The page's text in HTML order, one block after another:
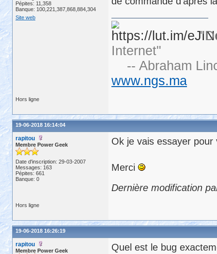
Pépites: 11,358
Banque: 100,221,387,868,884,304
Site web
Internet"
-- Abraham
www.ngs.ma
Hors ligne
19-06-2018 16:14:04
rapitou
Membre Power Geek
Date d'inscription: 29-03-2007
Messages: 163
Pépites: 661
Banque: 0
Ok je vais essayer
Merci
Dernière modification
Hors ligne
19-06-2018 16:26:19
rapitou
Membre Power Geek
Quel est le bug